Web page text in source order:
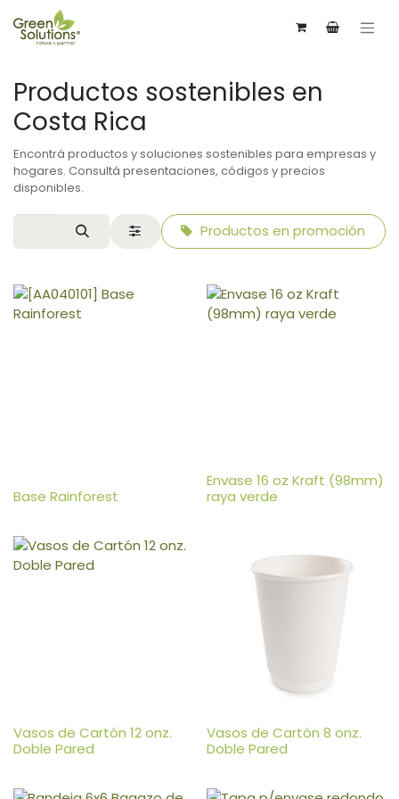
Productos sostenibles en
Costa Rica
Encontrá productos y soluciones sostenibles para empresas y
hogares. Consultá presentaciones, códigos y precios
disponibles.
Productos en promoción
Base Rainforest
Envase 16 oz Kraft (98mm)
raya verde
Vasos de Cartón 12 onz.
Doble Pared
Vasos de Cartón 8 onz.
Doble Pared